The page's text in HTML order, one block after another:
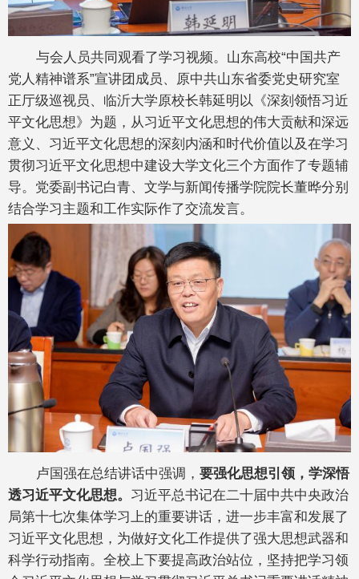
与会人员共同观看了学习视频。山东高校“中国共产
党人精神谱系”宣讲团成员、原中共山东省委党史研究室
正厅级巡视员、临沂大学原校长韩延明以《深刻领悟习近
平文化思想》为题，从习近平文化思想的伟大贡献和深远
意义、习近平文化思想的深刻内涵和时代价值以及在学习
贯彻习近平文化思想中建设大学文化三个方面作了专题辅
导。党委副书记白青、文学与新闻传播学院院长董晔分别
结合学习主题和工作实际作了交流发言。
卢国强在总结讲话中强调， 要强化思想引领，学深悟
透习近平文化思想。 习近平总书记在二十届中共中央政治
局第十七次集体学习上的重要讲话，进一步丰富和发展了
习近平文化思想，为做好文化工作提供了强大思想武器和
科学行动指南。全校上下要提高政治站位，坚持把学习领